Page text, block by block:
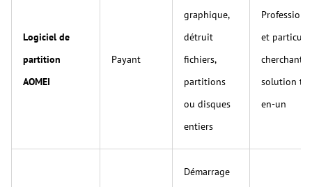
Logiciel de
partition
AOMEI
Payant
graphique,
détruit
fichiers,
partitions
ou disques
entiers
et
cherchant
solution
en-un
Démarrage